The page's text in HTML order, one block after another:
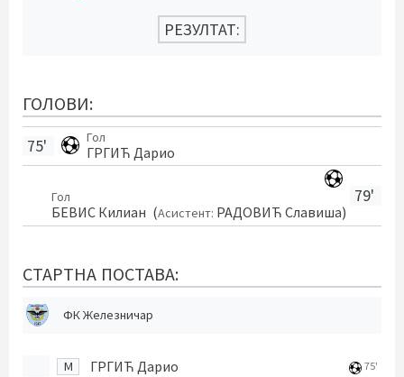
РЕЗУЛТАТ:
ГОЛОВИ:
Гол
ГРГИЋ Дарио
75'
79'
Гол
БЕВИС Килиан (Асистент: РАДОВИЋ Славиша)
СТАРТНА ПОСТАВА:
ФК Железничар
M ГРГИЋ Дарио 75'